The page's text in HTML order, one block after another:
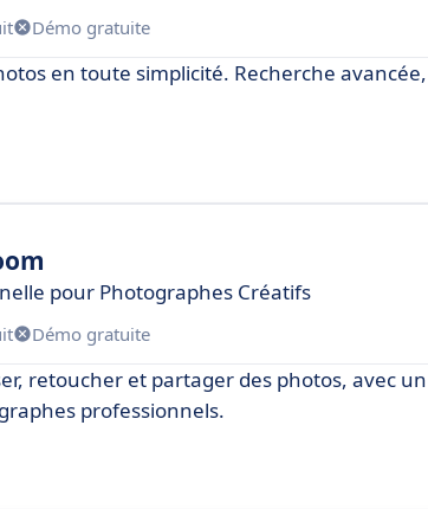
Démo gratuite
en toute simplicité. Recherche
pour Photographes Créatifs
Démo gratuite
retoucher et partager des photos, avec
professionnels.